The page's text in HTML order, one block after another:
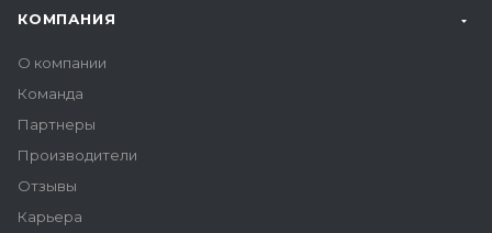
КОМПАНИЯ
О компании
Команда
Партнеры
Производители
Отзывы
Карьера